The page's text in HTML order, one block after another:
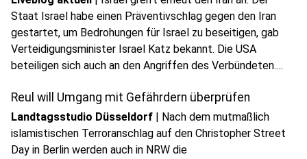
Staat Israel habe einen Präventivschlag gegen den Iran
gestartet, um Bedrohungen für Israel zu beseitigen, gab
Verteidigungsminister Israel Katz bekannt. Die USA
beteiligen sich auch an den Angriffen des Verbündeten.
play_circleAudio anhören
Reul will Umgang mit Gefährdern überprüfen
Landtagsstudio Düsseldorf | Nach dem mutmaßlich
islamistischen Terroranschlag auf den Christopher Street
Day in Berlin werden auch in NRW die